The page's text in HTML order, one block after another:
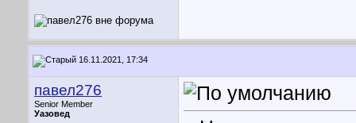
16.11.2021, 17:34
павел276
Senior Member
Уазовед